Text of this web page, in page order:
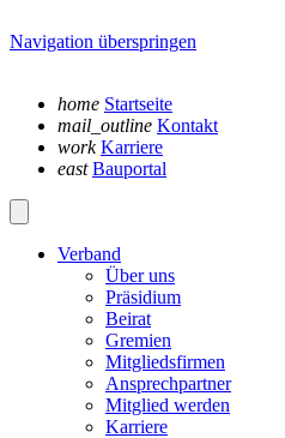
Navigation überspringen
home Startseite
mail_outline Kontakt
work Karriere
east Bauportal
Verband
Über uns
Präsidium
Beirat
Gremien
Mitgliedsfirmen
Ansprechpartner
Mitglied werden
Karriere